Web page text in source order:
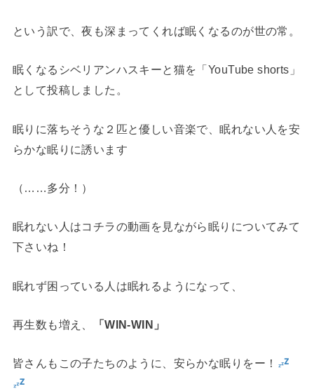
という訳で、夜も深まってくれば眠くなるのが世の常。
眠くなるシベリアンハスキーと猫を「YouTube shorts」
として投稿しました。
眠りに落ちそうな２匹と優しい音楽で、眠れない人を安
らかな眠りに誘います
（……多分！）
眠れない人はコチラの動画を見ながら眠りについてみて
下さいね！
眠れず困っている人は眠れるようになって、
再生数も増え、 「WIN-WIN」
皆さんもこの子たちのように、安らかな眠りをー！